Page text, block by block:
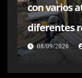
con varios
diferentes
08/09/2026